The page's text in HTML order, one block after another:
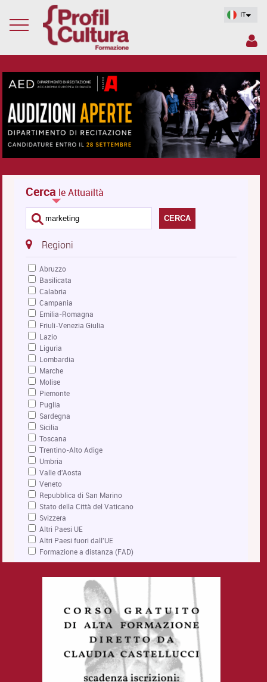
IT
Cerca le Attuailtà
CERCA
Regioni
Abruzzo
Basilicata
Calabria
Campania
Emilia-Romagna
Friuli-Venezia Giulia
Lazio
Liguria
Lombardia
Marche
Molise
Piemonte
Puglia
Sardegna
Sicilia
Toscana
Trentino-Alto Adige
Umbria
Valle d'Aosta
Veneto
Repubblica di San Marino
Stato della Città del Vaticano
Svizzera
Altri Paesi UE
Altri Paesi fuori dall'UE
Formazione a distanza (FAD)